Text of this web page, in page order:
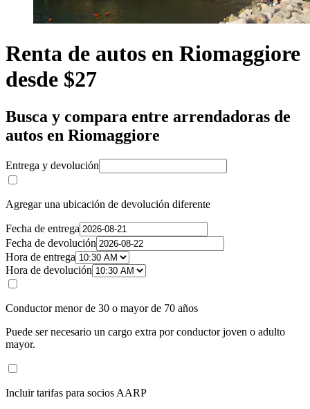
Renta de autos en Riomaggiore
desde $27
Busca y compara entre arrendadoras de
autos en Riomaggiore
Entrega y devolución
Agregar una ubicación de devolución diferente
Fecha de entrega
Fecha de devolución
Hora de entrega
Hora de devolución
Conductor menor de 30 o mayor de 70 años
Puede ser necesario un cargo extra por conductor joven o adulto
mayor.
Incluir tarifas para socios AARP